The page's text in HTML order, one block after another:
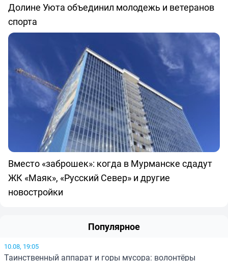
Долине Уюта объединил молодежь и ветеранов
спорта
Вместо «заброшек»: когда в Мурманске сдадут
ЖК «Маяк», «Русский Север» и другие
новостройки
Популярное
10.08, 19:05
Таинственный аппарат и горы мусора: волонтёры